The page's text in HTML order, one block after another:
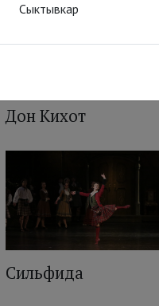
Дон Кихот
Сильфида
Сыктывкар